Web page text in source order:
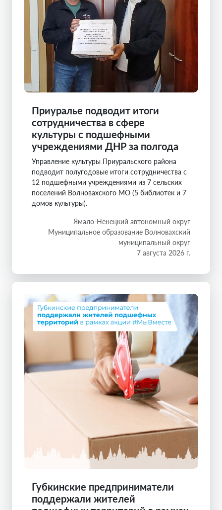
Приуралье подводит итоги
сотрудничества в сфере
культуры с подшефными
учреждениями ДНР за полгода
Управление культуры Приуральского района
подводит полугодовые итоги сотрудничества с
12 подшефными учреждениями из 7 сельских
поселений Волновахского МО (5 библиотек и 7
домов культуры).
Ямало-Ненецкий автономный округ
Муниципальное образование Волновахский
муниципальный округ
7 августа 2026 г.
Губкинские предприниматели
поддержали жителей